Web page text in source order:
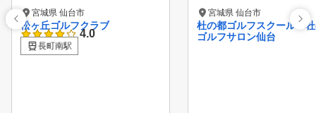
宮城県 仙台市
松ヶ丘ゴルフクラブ
4.0
長町南駅
宮城県 仙台市
杜の都ゴルフスクール
ゴルフサロン仙台